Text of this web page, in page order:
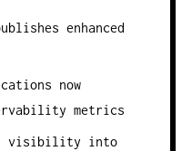
enhanced
now
metrics
visibility into